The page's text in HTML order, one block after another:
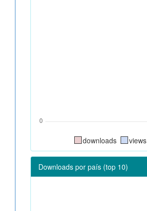
downloads views
Downloads por país (top 10)